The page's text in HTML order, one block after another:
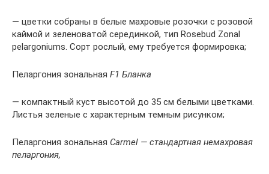
— цветки собраны в белые махровые розочки с розовой
каймой и зеленоватой серединкой, тип Rosebud Zonal
pelargoniums. Сорт рослый, ему требуется формировка;
Пеларгония зональная F1 Бланка
— компактный куст высотой до 35 см белыми цветками.
Листья зеленые с характерным темным рисунком;
Пеларгония зональная Carmel — стандартная немахровая
пеларгония,